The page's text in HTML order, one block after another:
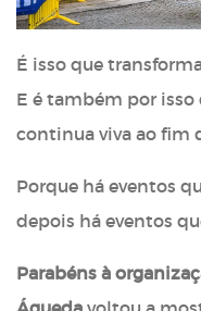
É isso que
E é também por isso
continua viva ao fim
Porque há eventos
depois há eventos
Parabéns à